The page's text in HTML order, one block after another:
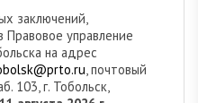
заключений,
управление
на адрес
, почтовый
103, г. Тобольск,